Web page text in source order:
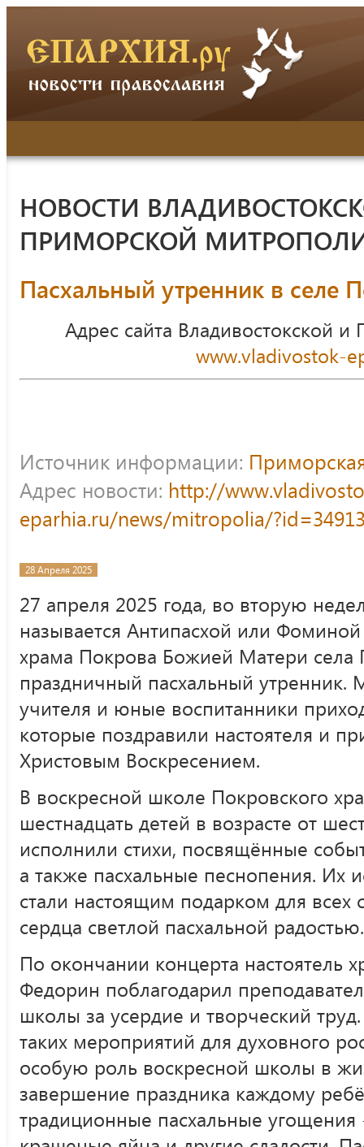
НОВОСТИ
ПРИМОРСКОЙ
Пасхальный утренник в селе
Адрес сайта Владивостокской
www.vladivostok-
Источник информации:
Адрес новости: http://
eparhia.ru/news/mitropolia/
28 Апреля 2025
27 апреля 2025 года, во вторую
называется Антипасхой или
храма Покрова Божией Матери села
праздничный пасхальный утренник.
учителя и юные воспитанники
которые поздравили настоятеля и
Христовым Воскресением.
В воскресной школе Покровского
шестнадцать детей в возрасте от
исполнили стихи, посвящённые
а также пасхальные песнопения. Их
стали настоящим подарком для всех
сердца светлой пасхальной радостью.
По окончании концерта настоятель
Федорин поблагодарил
школы за усердие и творческий
таких мероприятий для духовного
особую роль воскресной школы в
завершение праздника каждому
традиционные пасхальные